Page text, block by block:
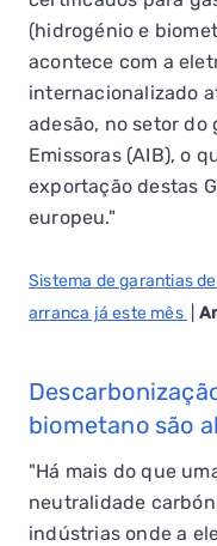
(hidrogénio e
acontece com a
internacionalizado
adesão, no setor do
Emissoras (AIB), o
exportação destas
europeu."
Sistema de garantias
arranca já este mês
biometano são
"Há mais do que
neutralidade
indústrias onde a